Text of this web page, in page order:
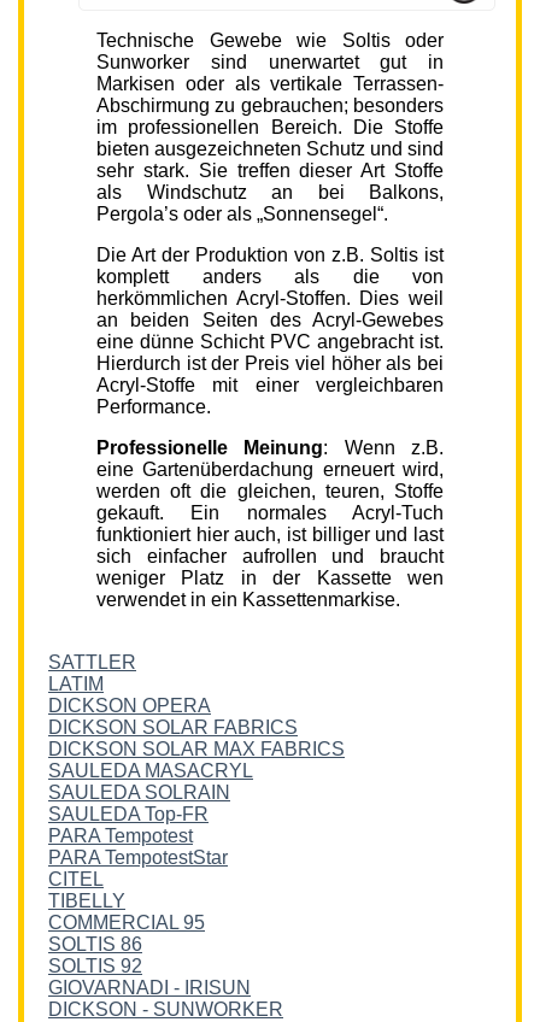
Technische Gewebe wie Soltis oder
Sunworker sind unerwartet gut in
Markisen oder als vertikale Terrassen-
Abschirmung zu gebrauchen; besonders
im professionellen Bereich. Die Stoffe
bieten ausgezeichneten Schutz und sind
sehr stark. Sie treffen dieser Art Stoffe
als Windschutz an bei Balkons,
Pergola’s oder als „Sonnensegel“.
Die Art der Produktion von z.B. Soltis ist
komplett anders als die von
herkömmlichen Acryl-Stoffen. Dies weil
an beiden Seiten des Acryl-Gewebes
eine dünne Schicht PVC angebracht ist.
Hierdurch ist der Preis viel höher als bei
Acryl-Stoffe mit einer vergleichbaren
Performance.
Professionelle Meinung: Wenn z.B.
eine Gartenüberdachung erneuert wird,
werden oft die gleichen, teuren, Stoffe
gekauft. Ein normales Acryl-Tuch
funktioniert hier auch, ist billiger und last
sich einfacher aufrollen und braucht
weniger Platz in der Kassette wen
verwendet in ein Kassettenmarkise.
SATTLER
LATIM
DICKSON OPERA
DICKSON SOLAR FABRICS
DICKSON SOLAR MAX FABRICS
SAULEDA MASACRYL
SAULEDA SOLRAIN
SAULEDA Top-FR
PARA Tempotest
PARA TempotestStar
CITEL
TIBELLY
COMMERCIAL 95
SOLTIS 86
SOLTIS 92
GIOVARNADI - IRISUN
DICKSON - SUNWORKER